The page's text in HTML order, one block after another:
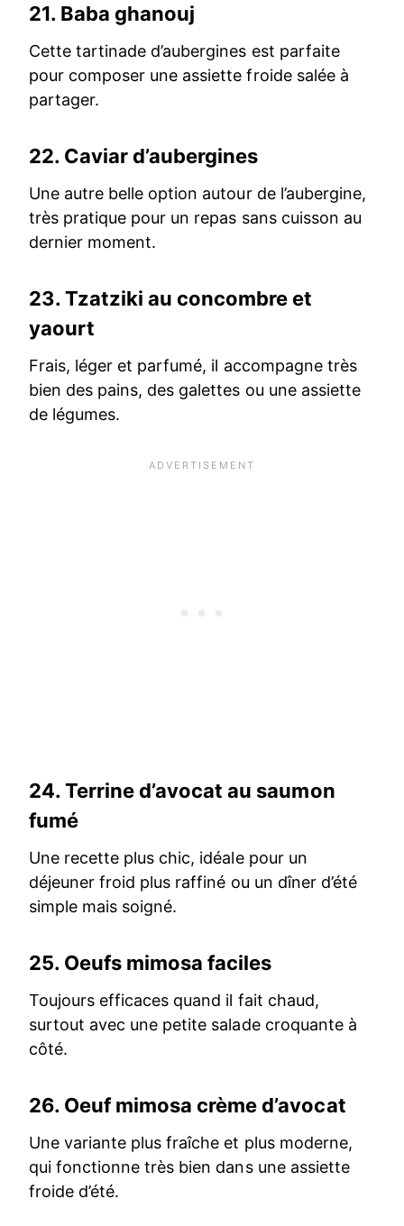
21. Baba ghanouj
Cette tartinade d’aubergines est parfaite
pour composer une assiette froide salée à
partager.
22. Caviar d’aubergines
Une autre belle option autour de l’aubergine,
très pratique pour un repas sans cuisson au
dernier moment.
23.Tzatziki au concombre et
yaourt
Frais, léger et parfumé, il accompagne très
bien des pains, des galettes ou une assiette
de légumes.
24.Terrine d’avocat au saumon
fumé
Une recette plus chic, idéale pour un
déjeuner froid plus raffiné ou un dîner d’été
simple mais soigné.
25. Oeufs mimosa faciles
Toujours efficaces quand il fait chaud,
surtout avec une petite salade croquante à
côté.
26. Oeuf mimosa crème d’avocat
Une variante plus fraîche et plus moderne,
qui fonctionne très bien dans une assiette
froide d’été.